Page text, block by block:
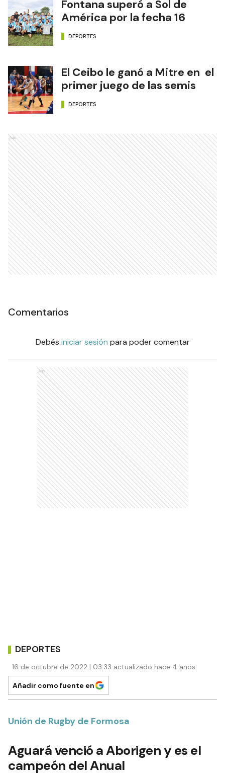
Fontana superó a Sol de
América por la fecha 16
DEPORTES
El Ceibo le ganó a Mitre en el
primer juego de las semis
DEPORTES
Ads
Comentarios
Debés iniciar sesión para poder comentar
Ads
DEPORTES
16 de octubre de 2022 | 03:33 actualizado hace 4 años
Añadir como fuente en
Unión de Rugby de Formosa
Aguará venció a Aborigen y es el
campeón del Anual